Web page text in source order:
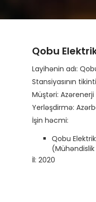
Qobu
Layihənin adı:
Stansiyasının
Müştəri: Azərenerji
Yerləşdirmə:
İşin həcmi:
Qobu Elektrik
İl: 2020